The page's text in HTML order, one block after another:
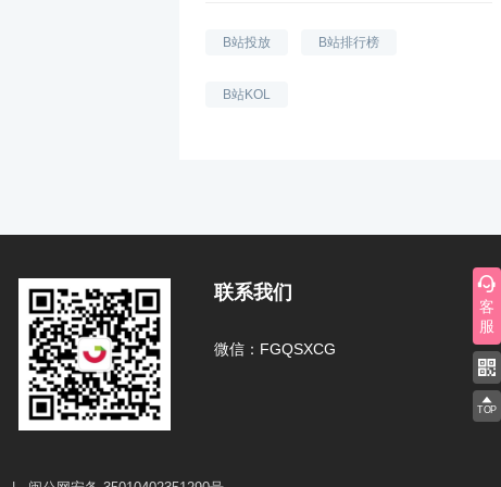
客
服
TOP
B站投放 B站排行榜
B站KOL
联系我们
微信：FGQSXCG